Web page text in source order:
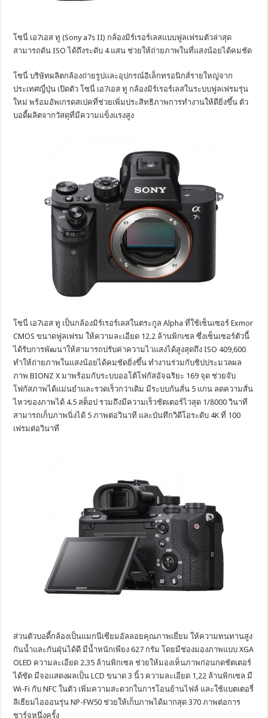
โซนี่ เอ7เอส ทู (Sony a7s II) กล้องมิร์เรอร์เลสแบบฟูลเฟรมตัวล่าสุด
สามารถดัน ISO ได้ถึงระดับ 4 แสน ช่วยให้ถ่ายภาพในที่แสงน้อยได้คมชัด
โซนี่ บริษัทผลิตกล้องถ่ายรูปและอุปกรณ์อิเล็กทรอนิกส์รายใหญ่จาก
ประเทศญี่ปุ่น เปิดตัว โซนี่ เอ7เอส ทู กล้องมิร์เรอร์เลสในระบบฟูลเฟรมรุ่น
ใหม่ พร้อมอัพเกรดสเปคที่ช่วยเพิ่มประสิทธิภาพการทำงานให้ดียิ่งขึ้น ตัว
บอดี้ผลิตจากวัสดุที่มีความแข็งแรงสูง
โซนี่ เอ7เอส ทู เป็นกล้องมิร์เรอร์เลสในตระกูล Alpha ที่ใช้เซ็นเซอร์ Exmor
CMOS ขนาดฟูลเฟรม ให้ความละเอียด 12.2 ล้านพิกเซล ซึ่งเซ็นเซอร์ตัวนี้
ได้รับการพัฒนาให้สามารถปรับค่าความไวแสงได้สูงสุดถึง ISO 409,600
ทำให้ถ่ายภาพในแสงน้อยได้คมชัดยิ่งขึ้น ทำงานร่วมกับชิปประมวลผล
ภาพ BIONZ X มาพร้อมกับระบบออโต้โฟกัสอัจฉริยะ 169 จุด ช่วยจับ
โฟกัสภาพได้แม่นยำและรวดเร็วกว่าเดิม มีระบบกันสั่น 5 แกน ลดความสั่น
ไหวของภาพได้ 4.5 สต็อป รวมถึงมีความเร็วชัตเตอร์ไวสุด 1/8000 วินาที
สามารถเก็บภาพนิ่งได้ 5 ภาพต่อวินาที และบันทึกวิดีโอระดับ 4K ที่ 100
เฟรมต่อวินาที
ส่วนตัวบอดี้กล้องเป็นแมกนีเซียมอัลลอยคุณภาพเยี่ยม ให้ความทนทานสูง
กันน้ำและกันฝุ่นได้ดี มีน้ำหนักเพียง 627 กรัม โดยมีช่องมองภาพแบบ XGA
OLED ความละเอียด 2.35 ล้านพิกเซล ช่วยให้มองเห็นภาพก่อนกดชัตเตอร์
ได้ชัด มีจอแสดงผลเป็น LCD ขนาด 3 นิ้ว ความละเอียด 1,22 ล้านพิกเซล มี
Wi-Fi กับ NFC ในตัว เพิ่มความสะดวกในการโอนย้านไฟล์ และใช้แบตเตอรี่
ลิเธียมไอออนรุ่น NP-FW50 ช่วยให้เก็บภาพได้มากสุด 370 ภาพต่อการ
ชาร์จหนึ่งครั้ง